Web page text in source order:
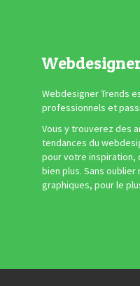
Webdesigner Trends
professionnels et
Vous y trouverez des
tendances du
pour votre inspiration,
bien plus. Sans
graphiques, pour le